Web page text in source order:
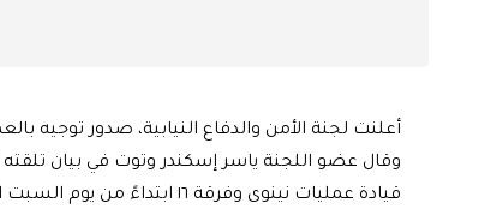
أعلنت لجنة الأمن والدفاع النيابية، صدور توجيه بالعمل
وقال عضو اللجنة ياسر إسكندر وتوت في بيان
قيادة عمليات نينوى وفرقة ١٦ ابتداءً من يوم السبت المقبل”.